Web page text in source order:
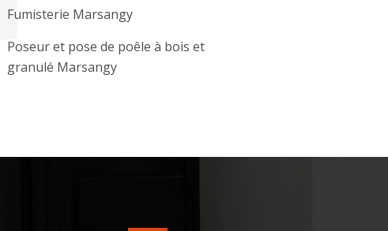
Fumisterie Marsangy
Poseur et pose de poêle à bois et
granulé Marsangy